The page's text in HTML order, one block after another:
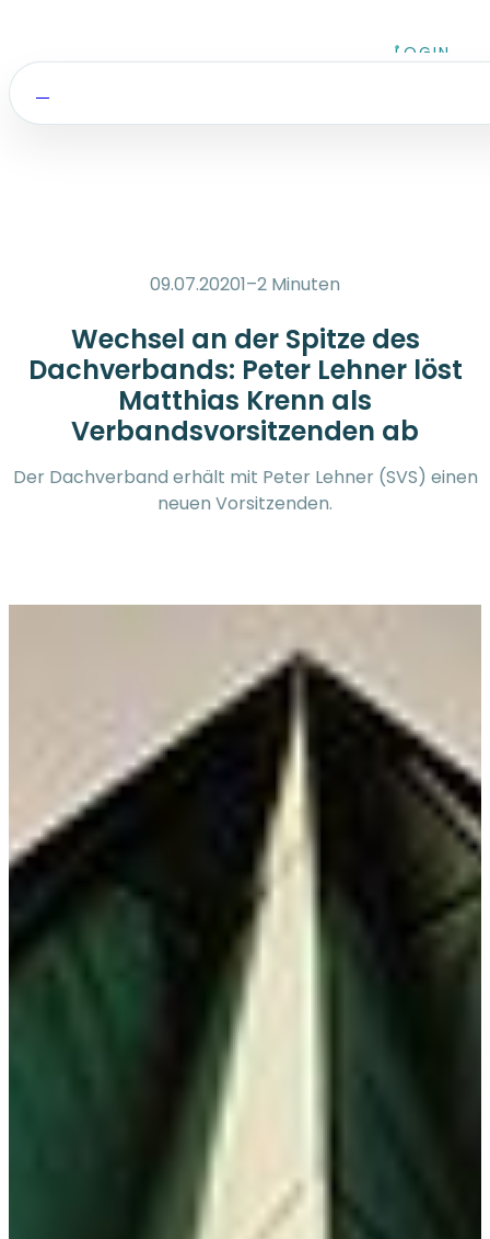
LOGIN
09.07.20201–2 Minuten
Wechsel an der Spitze des
Dachverbands: Peter Lehner löst
Matthias Krenn als
Verbandsvorsitzenden ab
Der Dachverband erhält mit Peter Lehner (SVS) einen
neuen Vorsitzenden.